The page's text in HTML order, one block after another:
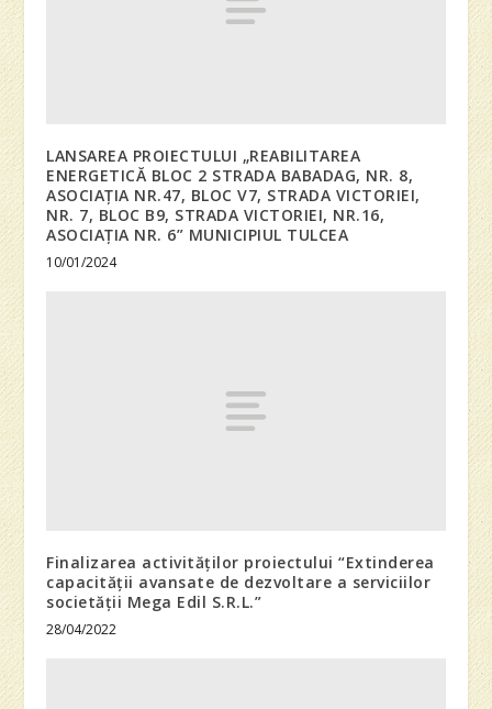
LANSAREA PROIECTULUI „REABILITAREA
ENERGETICĂ BLOC 2 STRADA BABADAG, NR. 8,
ASOCIAȚIA NR.47, BLOC V7, STRADA VICTORIEI,
NR. 7, BLOC B9, STRADA VICTORIEI, NR.16,
ASOCIAȚIA NR. 6” MUNICIPIUL TULCEA
10/01/2024
Finalizarea activităților proiectului “Extinderea
capacității avansate de dezvoltare a serviciilor
societății Mega Edil S.R.L.”
28/04/2022